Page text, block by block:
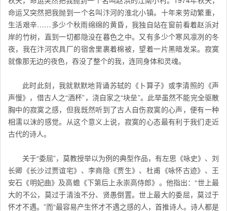
命运又突然把我抛到一个名叫汴河的淮北小镇。十年来劳动繁重，
生活艰辛……多少个秋雨绵绵的黄昏，我独自站在窗前看着赵浜对
岸的竹树，直到一切都隐没在暮色之中。又有多少个寒风凛冽的冬
夜，我在汴河农具厂的宿舍里裹着棉被，望着一片黑暗发呆。寂寞
就像那无边的夜色，吞没了整个的我，连同身体和灵魂。
此时此刻，我就默默地背诵苏轼的《卜算子》或李清照的《声
声慢》，借古人之“酒杯”，浇自家之“块垒”。此举虽然不能完全驱散
胸中的寂寞之感，但我既然听到了古人自伤寂寞的心声，便有一种
相濡以沫的感觉。从这个意义上说，寂寞的心态最有利于我们走近
古代的诗人。
关于“委屈”，莫教授举以为例的典型作品，有左思《咏史》、刘
长卿《长沙过贾谊宅》、李商隐《贾生》、杜甫《咏怀古迹》、王
安石《明妃曲》及高蟾《下第后上永崇高侍郎》。他指出：“世上最
大的不公，莫过于清浊不分、贤愚倒置。世上最大的委屈，莫过于
怀才不遇。”而“最容易产生怀才不遇之感的人，首推诗人。诗人都是